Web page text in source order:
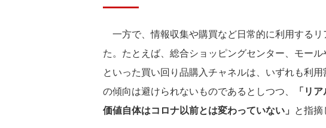
一方で、情報収集や購買など日常的に利用する
た。たとえば、総合ショッピングセンター、モー
といった買い回り品購入チャネルは、いずれも利
の傾向は避けられないものであるとしつつ、
「リ
価値自体はコロナ以前とは変わっていない」 と指摘